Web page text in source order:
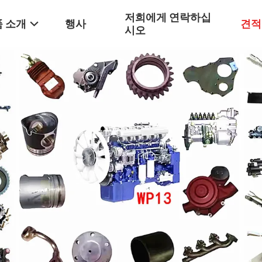
소개 행사
저희에게 연락하십
시오
견